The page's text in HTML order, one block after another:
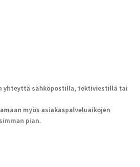
yhteyttä sähköpostilla, tektiviestillä tai
myös asiakaspalveluaikojen
pian.